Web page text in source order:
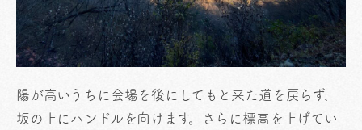
陽が高いうちに会場を後にしてもと来た道を戻らず、
坂の上にハンドルを向けます。さらに標高を上げてい